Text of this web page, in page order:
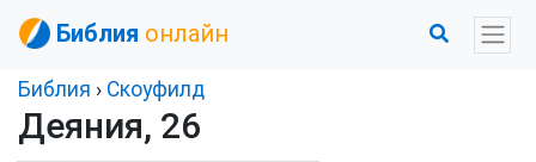
Библия онлайн
Библия › Скоуфилд
Деяния, 26